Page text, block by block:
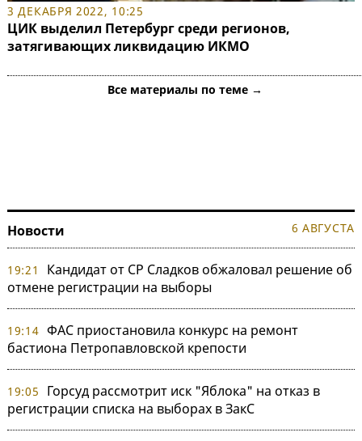
3 ДЕКАБРЯ 2022, 10:25
ЦИК выделил Петербург среди регионов,
затягивающих ликвидацию ИКМО
Все материалы по теме →
Новости 6 АВГУСТА
19:21
Кандидат от СР Сладков обжаловал решение об
отмене регистрации на выборы
19:14 ФАС приостановила конкурс на ремонт
бастиона Петропавловской крепости
19:05
Горсуд рассмотрит иск "Яблока" на отказ в
регистрации списка на выборах в ЗакС